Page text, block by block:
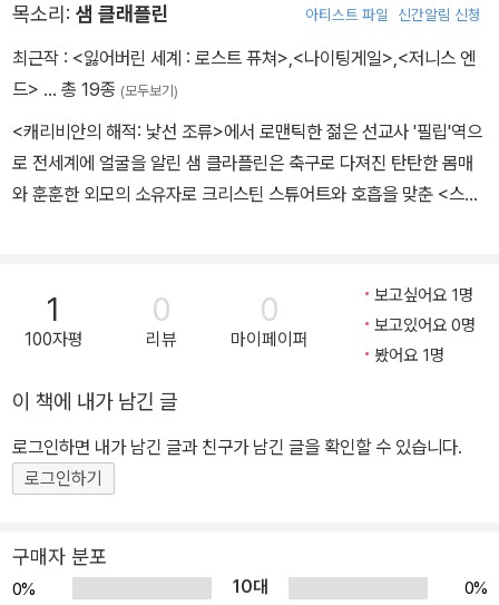
에서 주연급(첼시 役)으로 캐스팅되어 평단으로부터 호평을 받을 만
큼 훌륭한 감정연기를 선보였다. <킥 애스:영웅의 탄생>에서 여주인
공 '힛 걸'역을 맡아 깜찍하게 캐릭터를 소화해내며 주목받았다.
목소리: 샘 클래플린 아티스트 파일 신간알림 신청
최근작 : <잃어버린 세계 : 로스트 퓨쳐> <나이팅게일> <저니스 엔
드> … 총 19종 (모두보기)
<캐리비안의 해적: 낯선 조류>에서 로맨틱한 젊은 선교사 '필립'역으
로 전세계에 얼굴을 알린 샘 클라플린은 축구로 다져진 탄탄한 몸매
와 훈훈한 외모의 소유자로 크리스틴 스튜어트와 호흡을 맞춘 <스노
파이어>에서 제니퍼 로렌스와 합을 맞추어 '피닉 오데어'역으로 인상
적인 연기를 펼치며 탄탄한 연기력을 입증한 그는 <헝거게임: 모킹제
이>의 개봉을 앞두고 더욱 많은 기대를 모으고 있다.
1
100자평
0
리뷰
0
마이페이퍼
보고싶어요 1명
보고있어요 0명
봤어요 1명
이 책에 내가 남긴 글
로그인하면 내가 남긴 글과 친구가 남긴 글을 확인할 수 있습니다.
로그인하기
구매자 분포
0% 10대
0%